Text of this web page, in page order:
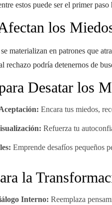
estos puede ser el primer paso
los
materializan en patrones que
rechazo podría detenernos de
Desatar los
Encara tus miedos,
Refuerza tu
Emprende desafíos pequeños
la
Interno: Reemplaza